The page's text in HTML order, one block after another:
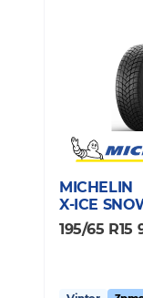
MICHELIN
X-ICE
195/65 R15